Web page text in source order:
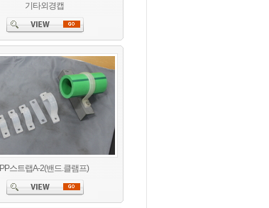
기타외경캡
PP스트랩A-2(밴드.클램프)